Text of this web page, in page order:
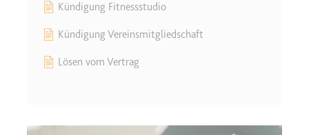
Kündigung Fitnessstudio
Kündigung Vereinsmitgliedschaft
Lösen vom Vertrag